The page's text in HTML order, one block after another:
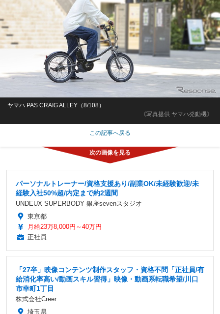
《写真提供 ヤマハ発動機》
ヤマハ PAS CRAIG ALLEY（8/108）
この記事へ戻る
パーソナルトレーナー/資格支援あり/副業OK/未経験歓迎/未
経験入社50%超/内定まで約2週間
UNDEUX SUPERBODY 銀座sevenスタジオ
東京都
月給23万8,000円～40万円
正社員
「27卒」映像コンテンツ制作スタッフ・資格不問「正社員/有
給消化率高い/動画スキル習得」映像・動画系転職希望/川口
市幸町1丁目
株式会社Creer
埼玉県